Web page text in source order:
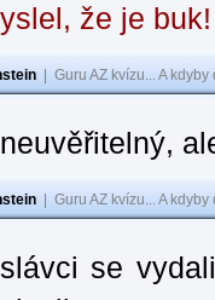
že je
Guru AZ kvízu... A
Guru AZ kvízu... A
se